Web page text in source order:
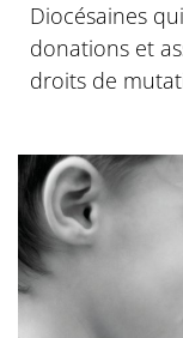
Diocésaines
donations et
droits de